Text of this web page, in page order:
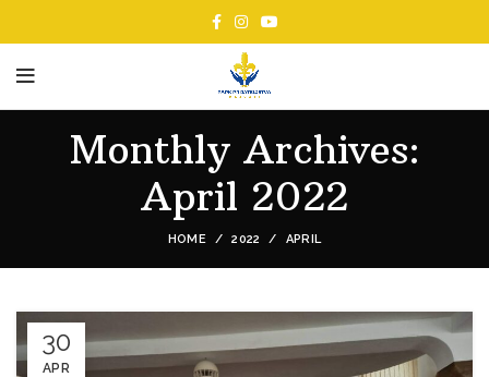
Monthly Archives:
April 2022
HOME 2022 APRIL
30
APR